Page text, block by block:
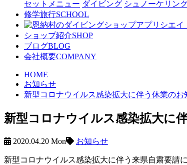
セットメニュー ダイビング シュノーケリン
修学旅行SCHOOL
ショップ紹介SHOP
ブログBLOG
会社概要COMPANY
HOME
お知らせ
新型コロナウイルス感染拡大に伴う休業のお
新型コロナウイルス感染拡大に
2020.04.20 Mon お知らせ
新型コロナウイルス感染拡大に伴う来県自粛要請